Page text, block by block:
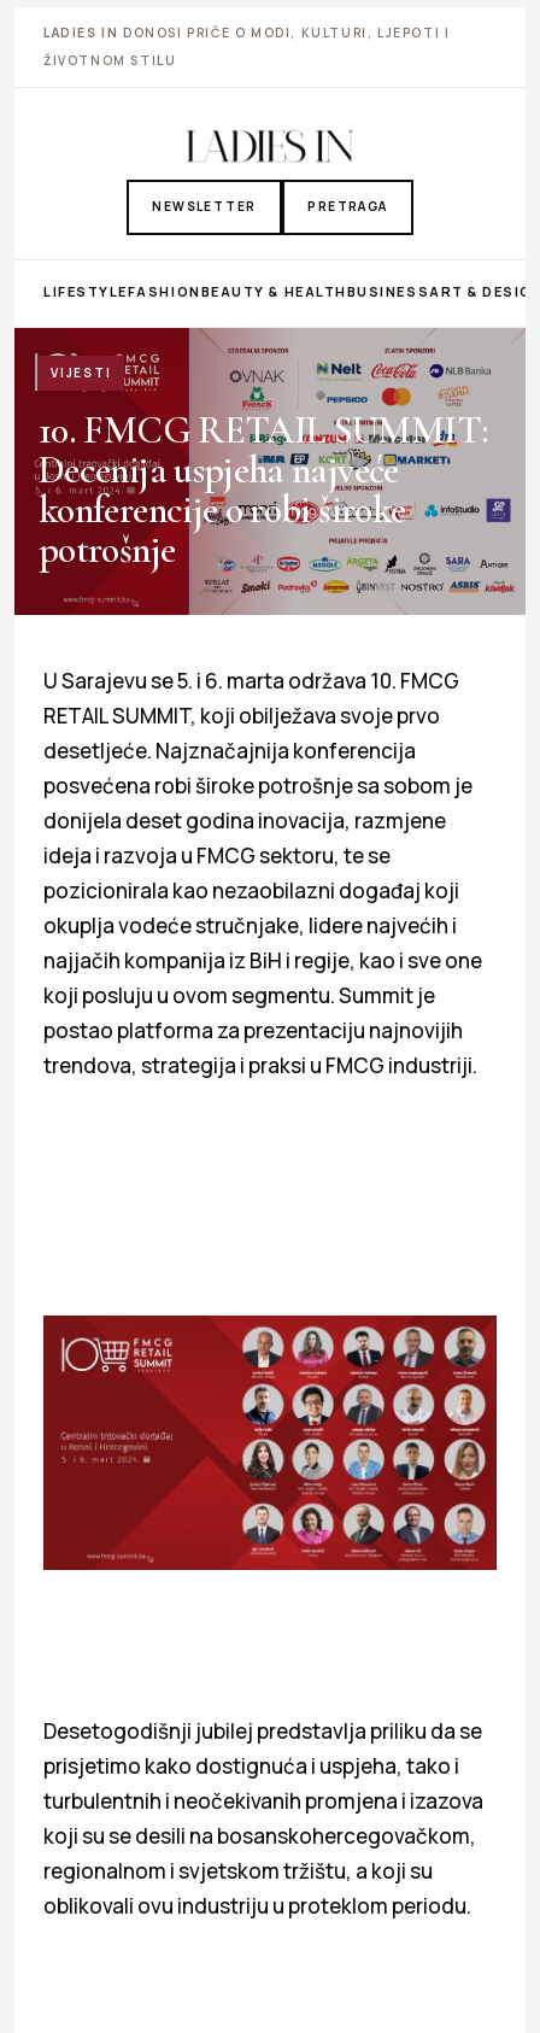
LADIES IN DONOSI PRIČE O MODI, KULTURI, LJEPOTI I
ŽIVOTNOM STILU
NEWSLETTER PRETRAGA
LIFESTYLEFASHIONBEAUTY & HEALTHBUSINESS ART &
VIJESTI
10. FMCG RETAIL SUMMIT:
Decenija uspjeha najveće
konferencije o robi široke
potrošnje
U Sarajevu se 5. i 6. marta održava 10. FMCG
RETAIL SUMMIT, koji obilježava svoje prvo
desetljeće. Najznačajnija konferencija
posvećena robi široke potrošnje sa sobom je
donijela deset godina inovacija, razmjene
ideja i razvoja u FMCG sektoru, te se
pozicionirala kao nezaobilazni događaj koji
okuplja vodeće stručnjake, lidere najvećih i
najjačih kompanija iz BiH i regije, kao i sve one
koji posluju u ovom segmentu. Summit je
postao platforma za prezentaciju najnovijih
trendova, strategija i praksi u FMCG industriji.
Desetogodišnji jubilej predstavlja priliku da se
prisjetimo kako dostignuća i uspjeha, tako i
turbulentnih i neočekivanih promjena i izazova
koji su se desili na bosanskohercegovačkom,
regionalnom i svjetskom tržištu, a koji su
oblikovali ovu industriju u proteklom periodu.